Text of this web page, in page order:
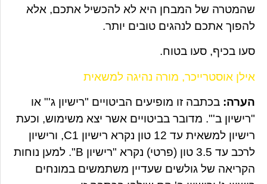
שהמטרה של המבחן היא לא להכשיל אתכם, אלא
להפוך אתכם לנהגים טובים יותר.
סעו בכיף, סעו בטוח.
אילן אוסטרייכר, מורה נהיגה למשאית
הערה: בכתבה זו מופיעים הביטויים "רישיון ג'" או
"רישיון ב'". מדובר בביטויים אשר יצא משימוש, וכעת
רישיון למשאית עד 12 טון נקרא רישיון C1, ורישיון
לרכב עד 3.5 טון (פרטי) נקרא "רישיון B". למען נוחות
הקריאה של גולשים שעדיין משתמשים במונחים